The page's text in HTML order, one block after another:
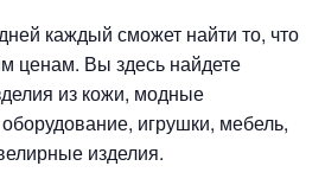
каждый сможет найти то, что
ценам. Вы здесь найдете
из кожи, модные
игрушки, мебель,
изделия.